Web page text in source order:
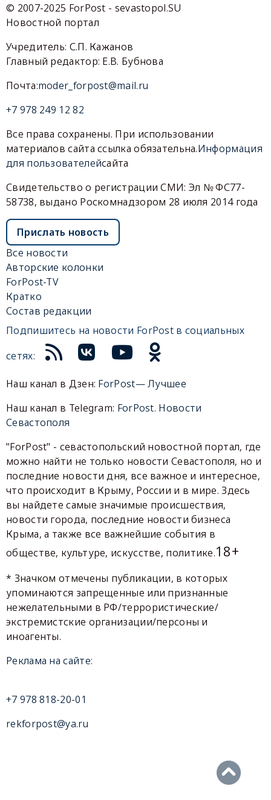
© 2007-2025 ForPost - sevastopol.SU
Новостной портал
Учредитель: С.П. Кажанов
Главный редактор: Е.В. Бубнова
Почта:moder_forpost@mail.ru
+7 978 249 12 82
Все права сохранены. При использовании
материалов сайта ссылка обязательна.Информация
для пользователейсайта
Свидетельство о регистрации СМИ: Эл № ФС77-
58738, выдано Роскомнадзором 28 июля 2014 года
Прислать новость
Все новости
Авторские колонки
ForPost-TV
Кратко
Состав редакции
Подпишитесь на новости ForPost в социальных
сетях:
Наш канал в Дзен: ForPost— Лучшее
Наш канал в Telegram: ForPost. Новости
Севастополя
"ForPost" - севастопольский новостной портал, где
можно найти не только новости Севастополя, но и
последние новости дня, все важное и интересное,
что происходит в Крыму, России и в мире. Здесь
вы найдете самые значимые происшествия,
новости города, последние новости бизнеса
Крыма, а также все важнейшие события в
обществе, культуре, искусстве, политике.18+
* Значком отмечены публикации, в которых
упоминаются запрещенные или признанные
нежелательными в РФ/террористические/
экстремистские организации/персоны и
иноагенты.
Реклама на сайте:
+7 978 818-20-01
rekforpost@ya.ru